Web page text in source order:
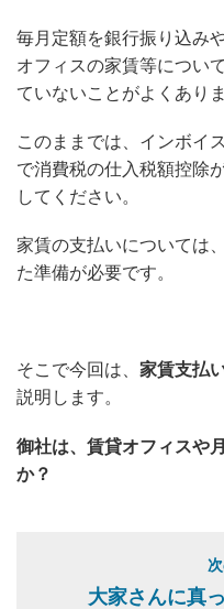
毎月定額を銀行振り込み
オフィスの家賃等につい
ていないことがよくありま
このままでは、インボイ
で消費税の仕入税額控除
してください。
家賃の支払いについては
た準備が必要です。
そこで今回は、 家賃支払
説明します。
御社は、賃貸オフィスや
か？
大家さんに真